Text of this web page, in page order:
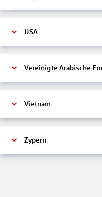
USA
Vereinigte Arabische
Vietnam
Zypern